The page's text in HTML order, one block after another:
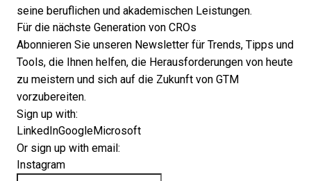
seine beruflichen und akademischen Leistungen.
Für die nächste Generation von CROs
Abonnieren Sie unseren Newsletter für Trends, Tipps und
Tools, die Ihnen helfen, die Herausforderungen von heute
zu meistern und sich auf die Zukunft von GTM
vorzubereiten.
Sign up with:
LinkedInGoogleMicrosoft
Or sign up with email:
Instagram